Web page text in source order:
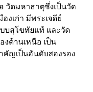
วัดมหาธาตุซึ่งเป็นวัด
งเก่า มีพระเจดีย์
บสุโขทัยแท้ และวัด
งด้านเหนือ เป็น
ญเป็นอันดับสองรอง